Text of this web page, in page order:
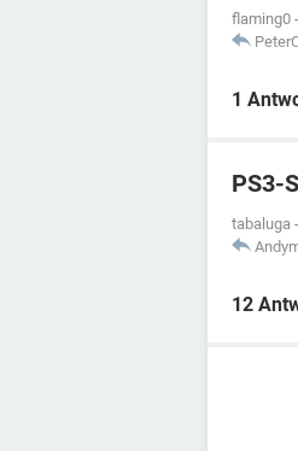
flaming0 -
1
PS3-
tabaluga -
12